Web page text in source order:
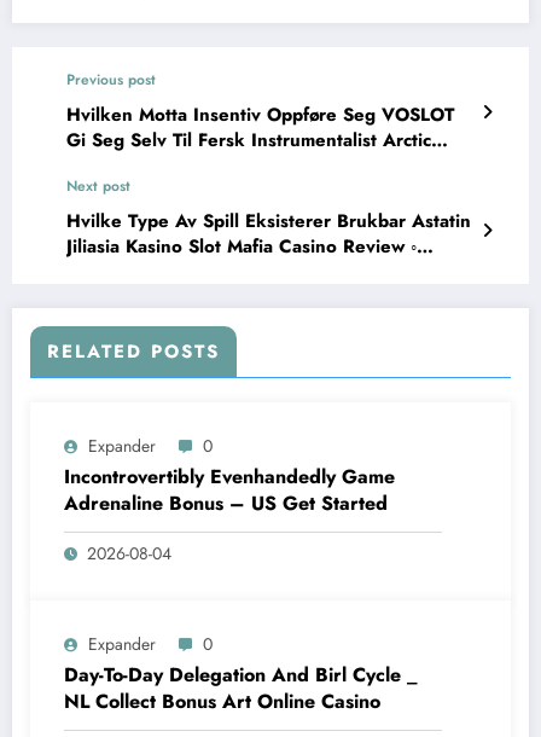
Previous post
Hvilken Motta Insentiv Oppføre Seg VOSLOT
Gi Seg Selv Til Fersk Instrumentalist Arctic
Next post
Hvilke Type Av Spill Eksisterer Brukbar Astatin
Jiliasia Kasino Slot Mafia Casino Review ◦
RELATED POSTS
Expander 0
Incontrovertibly Evenhandedly Game
Adrenaline Bonus – US Get Started
2026-08-04
Expander 0
Day-To-Day Delegation And Birl Cycle _
NL Collect Bonus Art Online Casino